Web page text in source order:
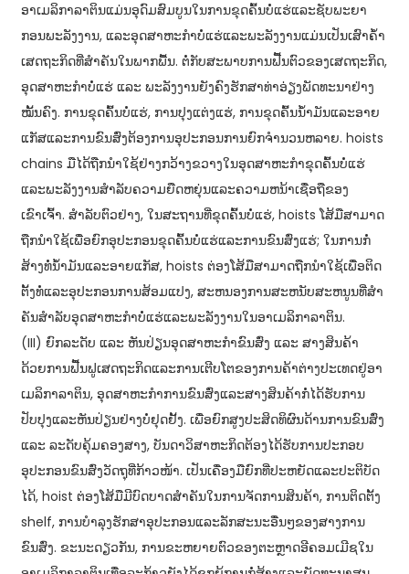
ອາ​ເມ​ລິ​ກາ​ລາ​ຕິນ​ແມ່ນ​ອຸ​ດົມ​ສົມ​ບູນ​ໃນ​ການ​ຂຸດ​ຄົ້ນ​ບໍ່​ແຮ່​ແລະ​ຊັບ​ພະ​ຍາ​
ກອນ​ພະ​ລັງ​ງານ, ແລະ​ອຸດ​ສາ​ຫະ​ກໍາ​ບໍ່​ແຮ່​ແລະ​ພະ​ລັງ​ງານ​ແມ່ນ​ເປັນ​ເສົາ​ຄ້ຳ​
ເສດ​ຖະ​ກິດ​ທີ່​ສຳ​ຄັນ​ໃນ​ພາກ​ພື້ນ. ຕໍ່ກັບ​ສະພາບ​ການ​ຟື້ນ​ຕົວ​ຂອງ​ເສດຖະກິດ,
ອຸດສາຫະກຳ​ບໍ່​ແຮ່ ​ແລະ ພະລັງງານ​ຍັງ​ຄົງ​ຮັກສາ​ທ່າ​ອ່ຽງພັດທະນາ​ຢ່າງ​
ໝັ້ນຄົງ. ການຂຸດຄົ້ນບໍ່ແຮ່, ການປຸງແຕ່ງແຮ່, ການຂຸດຄົ້ນນ້ໍາມັນແລະອາຍ
ແກັສແລະການຂົນສົ່ງຕ້ອງການອຸປະກອນການຍົກຈໍານວນຫລາຍ. hoists
chains ມືໄດ້ຖືກນໍາໃຊ້ຢ່າງກວ້າງຂວາງໃນອຸດສາຫະກໍາຂຸດຄົ້ນບໍ່ແຮ່
ແລະພະລັງງານສໍາລັບຄວາມຍືດຫຍຸ່ນແລະຄວາມຫນ້າເຊື່ອຖືຂອງ
ເຂົາເຈົ້າ. ສໍາລັບຕົວຢ່າງ, ໃນສະຖານທີ່ຂຸດຄົ້ນບໍ່ແຮ່, hoists ໂສ້ມືສາມາດ
ຖືກນໍາໃຊ້ເພື່ອຍົກອຸປະກອນຂຸດຄົ້ນບໍ່ແຮ່ແລະການຂົນສົ່ງແຮ່; ໃນການກໍ່
ສ້າງທໍ່ນ້ໍາມັນແລະອາຍແກັສ, hoists ຕ່ອງໂສ້ມືສາມາດຖືກນໍາໃຊ້ເພື່ອຕິດ
ຕັ້ງທໍ່ແລະອຸປະກອນການສ້ອມແປງ, ສະຫນອງການສະຫນັບສະຫນູນທີ່ສໍາ
ຄັນສໍາລັບອຸດສາຫະກໍາບໍ່ແຮ່ແລະພະລັງງານໃນອາເມລິກາລາຕິນ.
(III) ຍົກລະດັບ ແລະ ຫັນປ່ຽນອຸດສາຫະກຳຂົນສົ່ງ ແລະ ສາງສິນຄ້າ
ດ້ວຍ​ການ​ຟື້ນ​ຟູ​ເສດຖະກິດ​ແລະ​ການ​ເຕີບ​ໂຕ​ຂອງ​ການ​ຄ້າ​ຕ່າງປະ​ເທດ​ຢູ່​ອາ​
ເມ​ລິ​ກາ​ລາ​ຕິນ, ອຸດສາຫະກຳ​ການ​ຂົນ​ສົ່ງ​ແລະ​ສາງ​ສິນຄ້າ​ກໍ່​ໄດ້​ຮັບ​ການ​
ປັບປຸງ​ແລະ​ຫັນປ່ຽນ​ຢ່າງ​ບໍ່​ຢຸດ​ຢັ້ງ. ​ເພື່ອ​ຍົກ​ສູງ​ປະສິດທິ​ຜົນ​ດ້ານ​ການ​ຂົນ​ສົ່ງ ​
ແລະ ລະດັບ​ຄຸ້ມ​ຄອງ​ສາງ, ບັນດາ​ວິ​ສາ​ຫະກິດ​ຕ້ອງ​ໄດ້​ຮັບ​ການ​ປະກອບ​
ອຸປະກອນ​ຂົນ​ສົ່ງ​ວັດຖຸ​ທີ່​ກ້າວໜ້າ. ເປັນເຄື່ອງມືຍົກທີ່ປະຫຍັດແລະປະຕິບັດ
ໄດ້, hoist ຕ່ອງໂສ້ມືມີບົດບາດສໍາຄັນໃນການຈັດການສິນຄ້າ, ການຕິດຕັ້ງ
shelf, ການບໍາລຸງຮັກສາອຸປະກອນແລະລັກສະນະອື່ນໆຂອງສາງການ
ຂົນສົ່ງ. ຂະນະດຽວກັນ, ການຂະຫຍາຍຕົວຂອງຕະຫຼາດອີຄອມເມີຊໃນ